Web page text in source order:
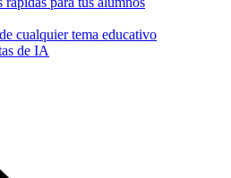
cualquier tema educativo
de IA